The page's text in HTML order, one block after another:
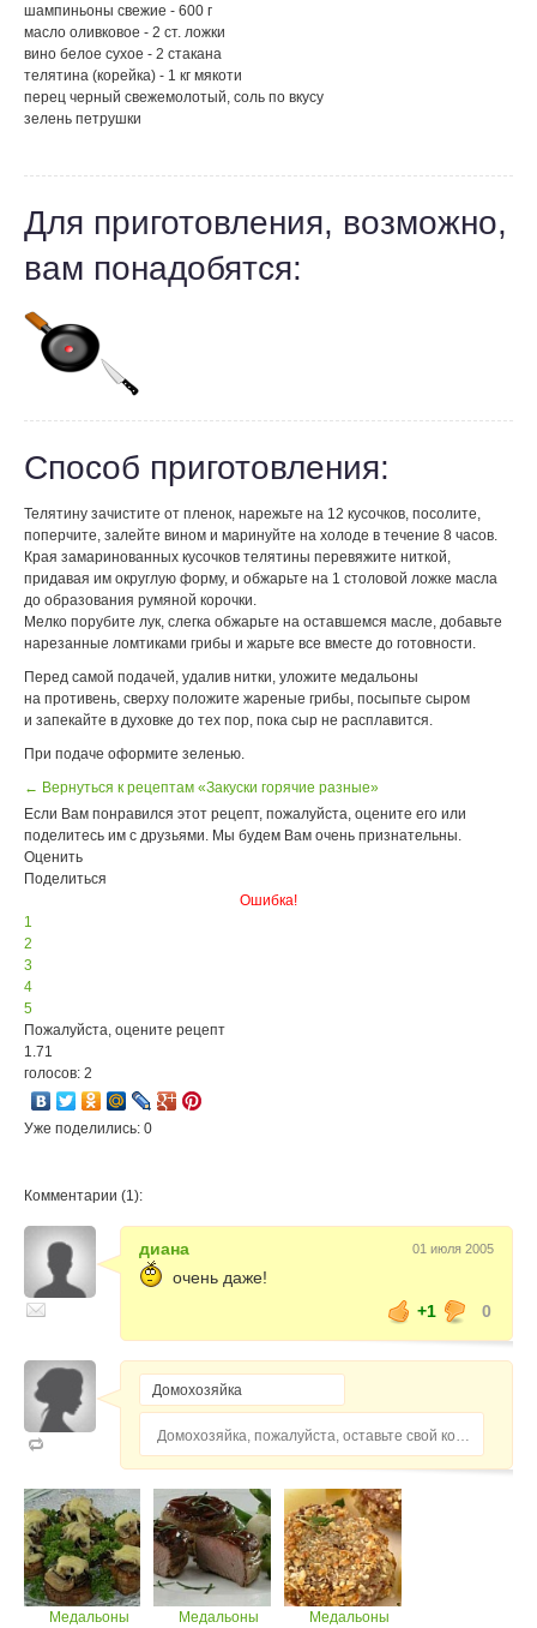
шампиньоны свежие - 600 г
масло оливковое - 2 ст. ложки
вино белое сухое - 2 стакана
телятина (корейка) - 1 кг мякоти
перец черный свежемолотый, соль по вкусу
зелень петрушки
Для приготовления, возможно,
вам понадобятся:
Способ приготовления:
Телятину зачистите от пленок, нарежьте на 12 кусочков, посолите,
поперчите, залейте вином и маринуйте на холоде в течение 8 часов.
Края замаринованных кусочков телятины перевяжите ниткой,
придавая им округлую форму, и обжарьте на 1 столовой ложке масла
до образования румяной корочки.
Мелко порубите лук, слегка обжарьте на оставшемся масле, добавьте
нарезанные ломтиками грибы и жарьте все вместе до готовности.
Перед самой подачей, удалив нитки, уложите медальоны
на противень, сверху положите жареные грибы, посыпьте сыром
и запекайте в духовке до тех пор, пока сыр не расплавится.
При подаче оформите зеленью.
← Вернуться к рецептам «Закуски горячие разные»
Если Вам понравился этот рецепт, пожалуйста, оцените его или
поделитесь им с друзьями. Мы будем Вам очень признательны.
Оценить
Поделиться
Ошибка!
1
2
3
4
5
Пожалуйста, оцените рецепт
1.71
голосов: 2
Уже поделились: 0
Комментарии (1):
диана 01 июля 2005
очень даже!
+1
0
Домохозяйка, пожалуйста, оставьте свой комментарий...
Медальоны
Медальоны
Медальоны